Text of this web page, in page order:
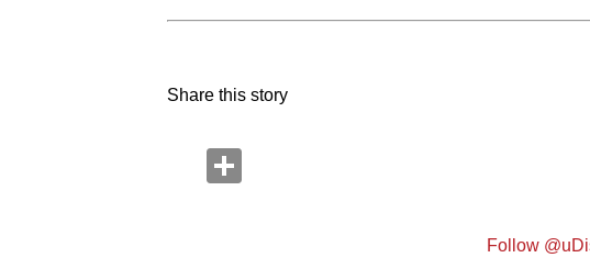
Share this story
Follow